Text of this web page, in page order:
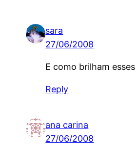
sara
27/06/2008
E como brilham esses
Reply
ana carina
27/06/2008